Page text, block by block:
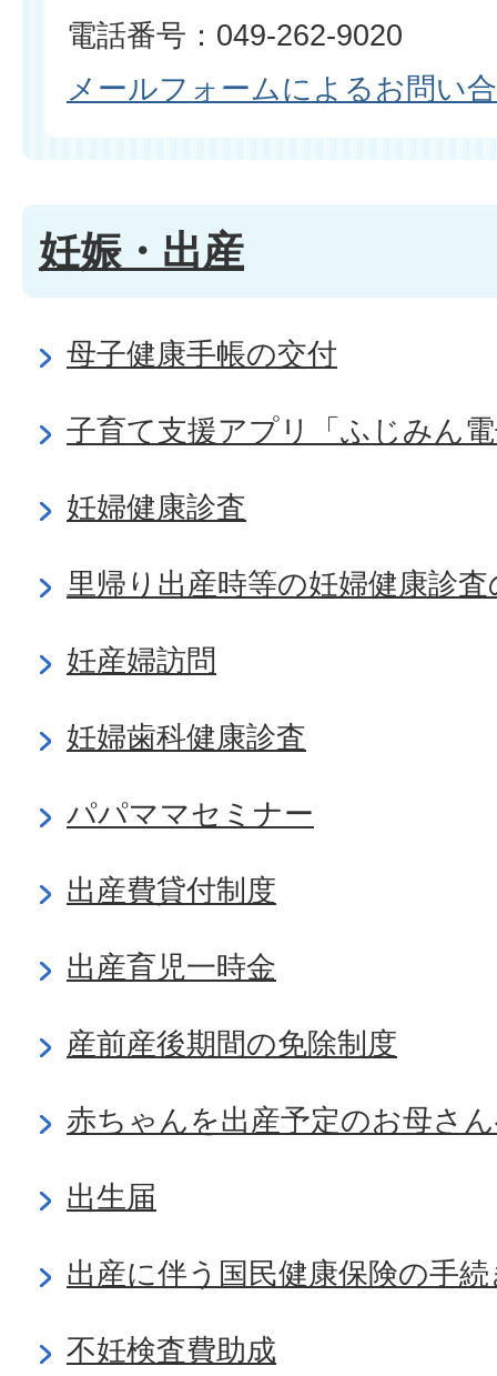
電話番号：049-262-9020
メールフォームによるお問い
妊娠・出産
母子健康手帳の交付
子育て支援アプリ「ふじみん
妊婦健康診査
里帰り出産時等の妊婦健康診
妊産婦訪問
妊婦歯科健康診査
パパママセミナー
出産費貸付制度
出産育児一時金
産前産後期間の免除制度
赤ちゃんを出産予定のお母さ
出生届
出産に伴う国民健康保険の手続
不妊検査費助成